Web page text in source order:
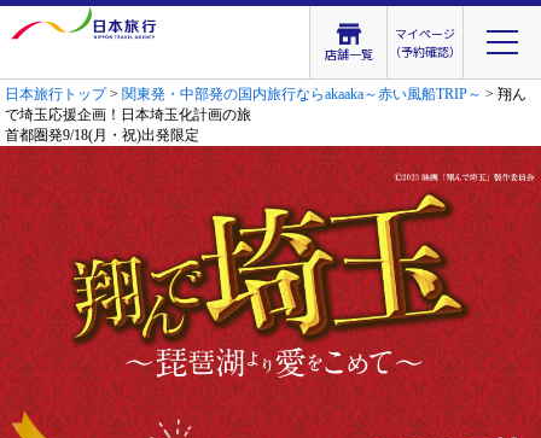
店舗一覧
マイページ
（予約確認）
日本旅行トップ> 関東発・中部発の国内旅行ならakaaka～赤い風船TRIP～ > 翔ん
で埼玉応援企画！日本埼玉化計画の旅
首都圏発9/18(月・祝)出発限定